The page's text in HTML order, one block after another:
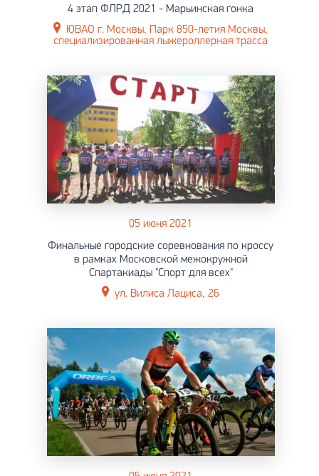
4 этап ФЛРД 2021 - Марьинская гонка
ЮВАО г. Москвы, Парк 850-летия Москвы,
специализированная лыжероллерная трасса
05 июня 2021
Финальные городские соревнования по кроссу
в рамках Московской межокружной
Спартакиады "Спорт для всех"
ул. Вилиса Лациса, 26